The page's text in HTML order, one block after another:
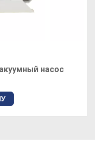
вакуумный насос
АВЗ-20Д